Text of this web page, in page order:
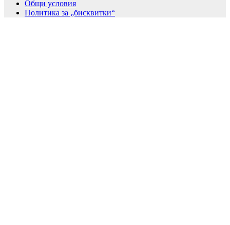
Общи условия
Политика за „бисквитки“